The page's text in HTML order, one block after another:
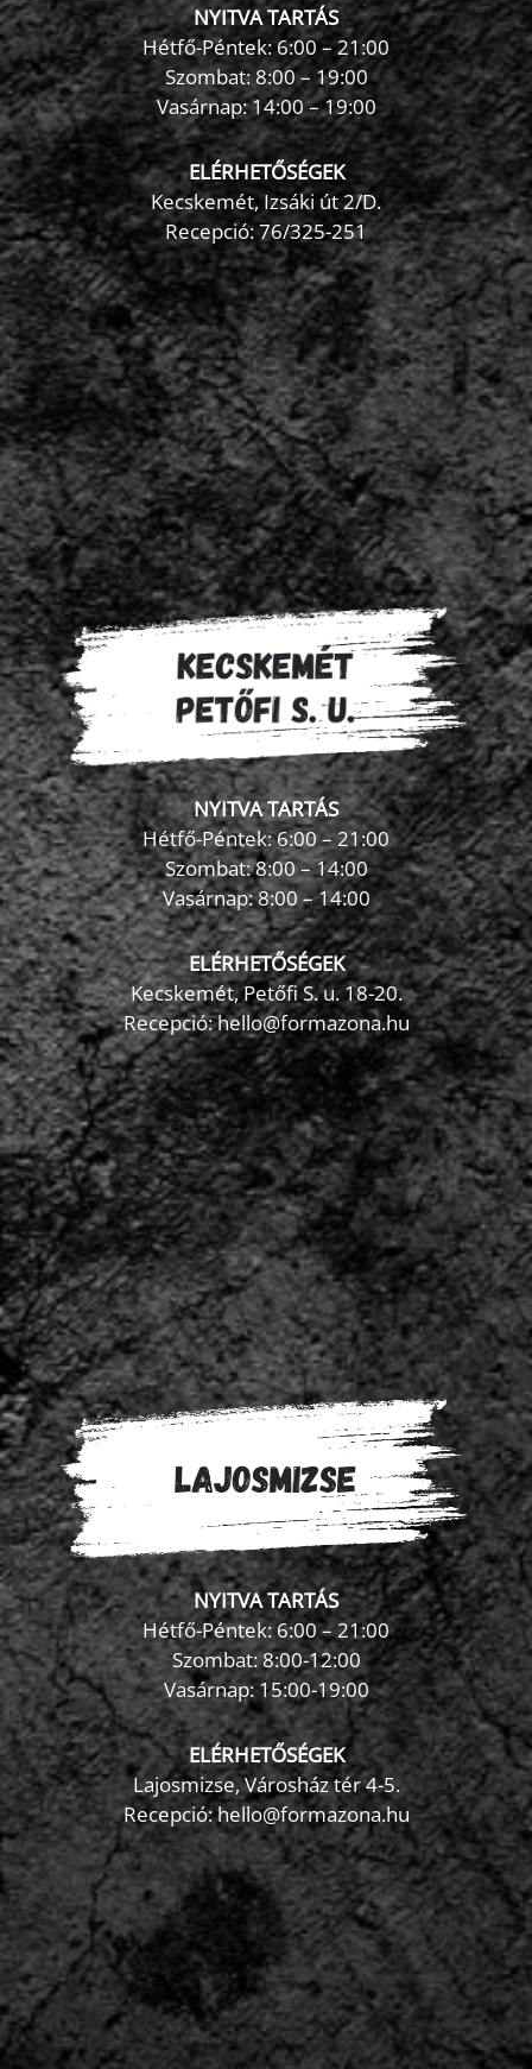
NYITVA TARTÁS
Hétfő-Péntek: 6:00 – 21:00
Szombat: 8:00 – 19:00
Vasárnap: 14:00 – 19:00
ELÉRHETŐSÉGEK
Kecskemét, Izsáki út 2/D.
Recepció:76/325-251
NYITVA TARTÁS
Hétfő-Péntek: 6:00 – 21:00
Szombat: 8:00 – 14:00
Vasárnap: 8:00 – 14:00
ELÉRHETŐSÉGEK
Kecskemét, Petőfi S. u. 18-20.
Recepció: hello@formazona.hu
NYITVA TARTÁS
Hétfő-Péntek: 6:00 – 21:00
Szombat: 8:00-12:00
Vasárnap: 15:00-19:00
ELÉRHETŐSÉGEK
Lajosmizse, Városház tér 4-5.
Recepció:hello@formazona.hu
FormaZona chatbot ×